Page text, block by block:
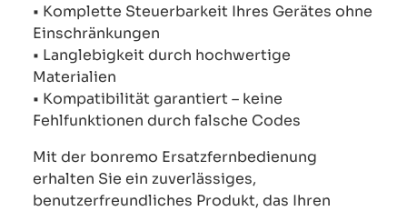
• Komplette Steuerbarkeit Ihres Gerätes ohne
Einschränkungen
• Langlebigkeit durch hochwertige
Materialien
• Kompatibilität garantiert – keine
Fehlfunktionen durch falsche Codes
Mit der bonremo Ersatzfernbedienung
erhalten Sie ein zuverlässiges,
benutzerfreundliches Produkt, das Ihren